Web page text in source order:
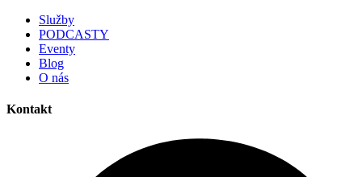
Služby
PODCASTY
Eventy
Blog
O nás
Kontakt